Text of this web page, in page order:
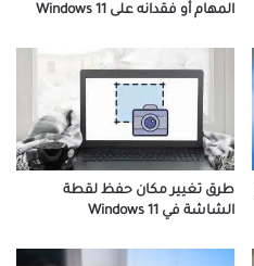
المهام أو فقدانه على Windows 11
طرق تغيير مكان حفظ لقطة
الشاشة في Windows 11